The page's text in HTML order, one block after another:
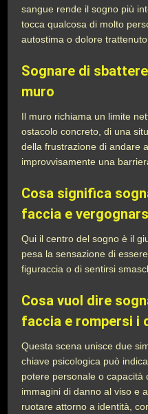
sangue rende il sogno più
tocca qualcosa di molto
autostima o dolore trattenuto.
Sognare di
muro
Il muro richiama un limite
ostacolo concreto, di una
della frustrazione di andare
improvvisamente una
Cosa significa
faccia e
Qui il centro del sogno è il
pesa la sensazione di
figuraccia o di sentirsi
Cosa vuol dire
faccia e rompersi i
Questa scena unisce due
chiave psicologica può
potere personale o capacità
immagini di danno al viso e
ruotare attorno a identità,